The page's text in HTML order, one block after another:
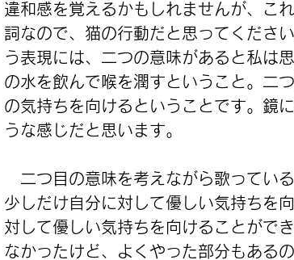
違和感を覚えるかもしれませんが、こ
詞なので、猫の行動だと思ってくださ
う表現には、二つの意味があると私は
の水を飲んで喉を潤すということ。二
の気持ちを向けるということです。鏡
うな感じだと思います。
二つ目の意味を考えながら歌ってい
少しだけ自分に対して優しい気持ちを
対して優しい気持ちを向けることがで
なかったけど、よくやった部分もある